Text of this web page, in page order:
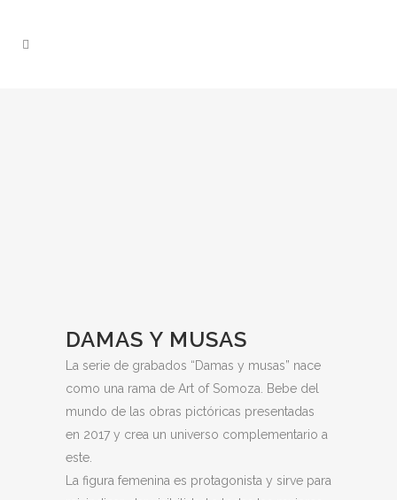
DAMAS Y MUSAS
La serie de grabados “Damas y musas” nace
como una rama de Art of Somoza. Bebe del
mundo de las obras pictóricas presentadas
en 2017 y crea un universo complementario a
este.
La figura femenina es protagonista y sirve para